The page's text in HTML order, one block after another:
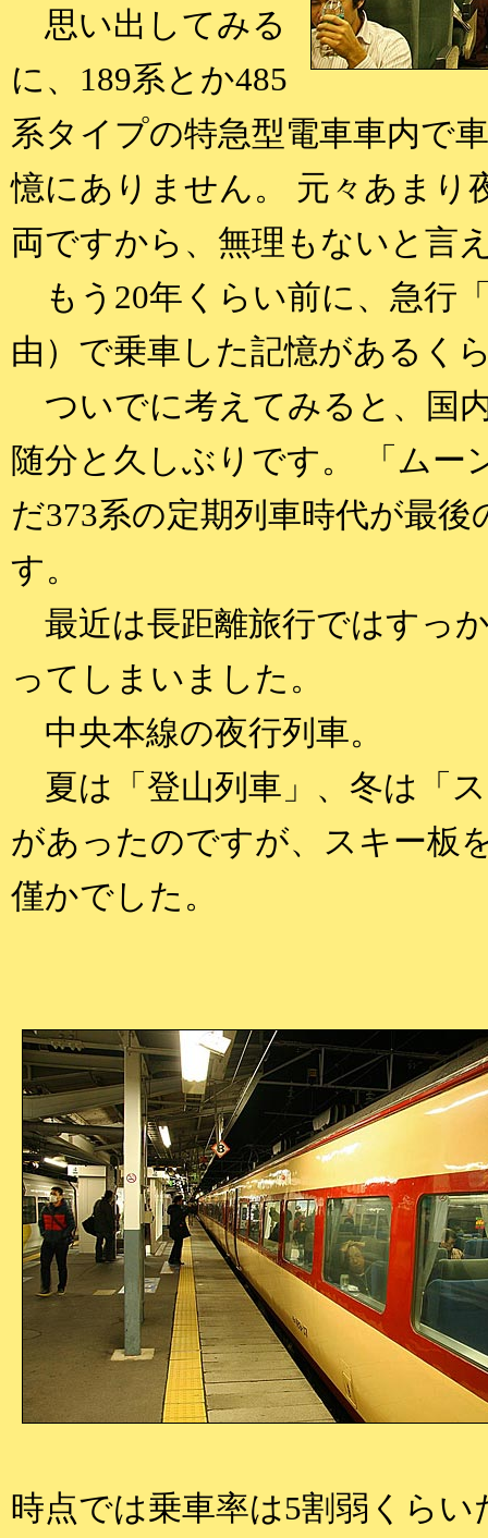
思い出してみる
に、189系とか485
系タイプの特急型電車車内で
憶にありません。 元々あまり
両ですから、無理もないと言
もう20年くらい前に、急行
由）で乗車した記憶があるく
ついでに考えてみると、国
随分と久しぶりです。 「ムー
だ373系の定期列車時代が最
す。
最近は長距離旅行ではすっ
ってしまいました。
中央本線の夜行列車。
夏は「登山列車」、冬は「
があったのですが、スキー板
僅かでした。
時点では乗車率は5割弱くら